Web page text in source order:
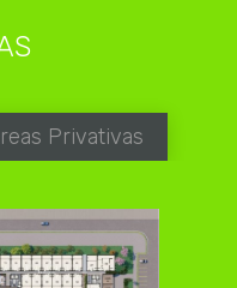
Privativas